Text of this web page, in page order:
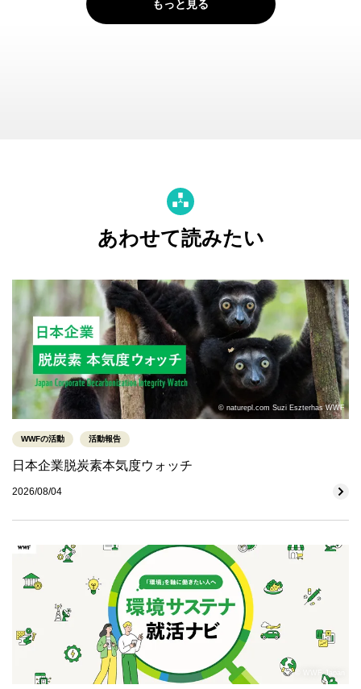
もっと見る
あわせて読みたい
© naturepl.com Suzi Eszterhas WWF
WWFの活動 活動報告
日本企業脱炭素本気度ウォッチ
2026/08/04
© WWF-Japan